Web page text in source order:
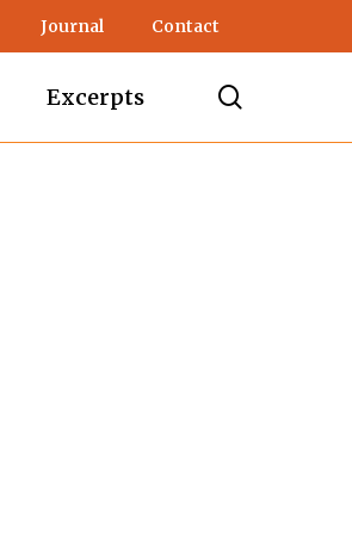
Journal Contact
Excerpts